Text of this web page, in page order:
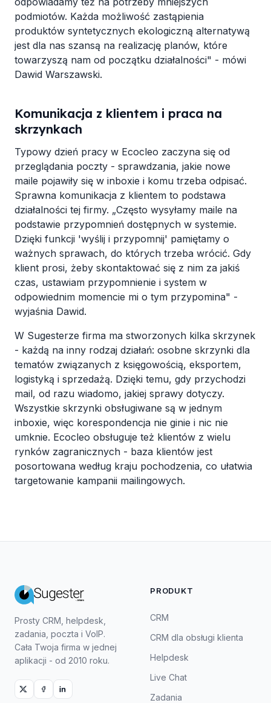
podmiotów. Każda możliwość zastąpienia
produktów syntetycznych ekologiczną alternatywą
jest dla nas szansą na realizację planów, które
towarzyszą nam od początku działalności" - mówi
Dawid Warszawski.
Komunikacja z klientem i praca na
skrzynkach
Typowy dzień pracy w Ecocleo zaczyna się od
przeglądania poczty - sprawdzania, jakie nowe
maile pojawiły się w inboxie i komu trzeba odpisać.
Sprawna komunikacja z klientem to podstawa
działalności tej firmy. „Często wysyłamy maile na
podstawie przypomnień dostępnych w systemie.
Dzięki funkcji 'wyślij i przypomnij' pamiętamy o
ważnych sprawach, do których trzeba wrócić. Gdy
klient prosi, żeby skontaktować się z nim za jakiś
czas, ustawiam przypomnienie i system w
odpowiednim momencie mi o tym przypomina" -
wyjaśnia Dawid.
W Sugesterze firma ma stworzonych kilka skrzynek
- każdą na inny rodzaj działań: osobne skrzynki dla
tematów związanych z księgowością, eksportem,
logistyką i sprzedażą. Dzięki temu, gdy przychodzi
mail, od razu wiadomo, jakiej sprawy dotyczy.
Wszystkie skrzynki obsługiwane są w jednym
inboxie, więc korespondencja nie ginie i nic nie
umknie. Ecocleo obsługuje też klientów z wielu
rynków zagranicznych - baza klientów jest
posortowana według kraju pochodzenia, co ułatwia
targetowanie kampanii mailingowych.
Prosty CRM, helpdesk,
zadania, poczta i VoIP.
Cała Twoja firma w jednej
aplikacji - od 2010 roku.
PRODUKT
CRM
CRM dla obsługi klienta
Helpdesk
Live Chat
Zadania